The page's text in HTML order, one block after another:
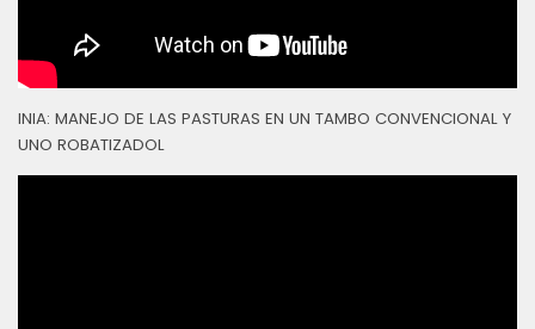
INIA: MANEJO DE LAS PASTURAS EN UN TAMBO CONVENCIONAL Y
UNO ROBATIZADOL